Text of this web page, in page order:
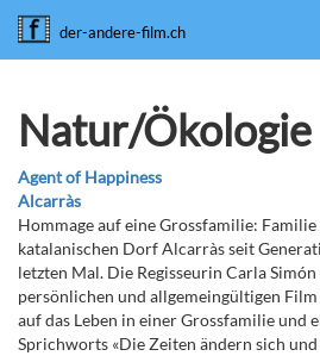
der-andere-film.ch
Natur/Ökologie
Agent of Happiness
Alcarràs
Hommage auf eine Grossfamilie:
katalanischen Dorf Alcarràs seit
letzten Mal. Die Regisseurin Carla
persönlichen und allgemeingültigen
auf das Leben in einer Grossfamilie und
Sprichworts «Die Zeiten ändern sich